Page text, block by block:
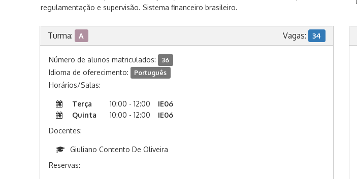
regulamentação e supervisão. Sistema financeiro brasileiro.
Turma: A Vagas: 34
Número de alunos matriculados: 36
Idioma de oferecimento: Português
Horários/Salas:
Terça 10:00 - 12:00
IE06
Quinta
10:00 - 12:00
IE06
Docentes:
Giuliano Contento De Oliveira
Reservas: